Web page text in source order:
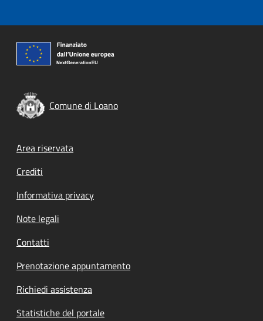
Comune di Loano
Footer menu
Area riservata
Crediti
Informativa privacy
Note legali
Contatti
Prenotazione appuntamento
Richiedi assistenza
Statistiche del portale